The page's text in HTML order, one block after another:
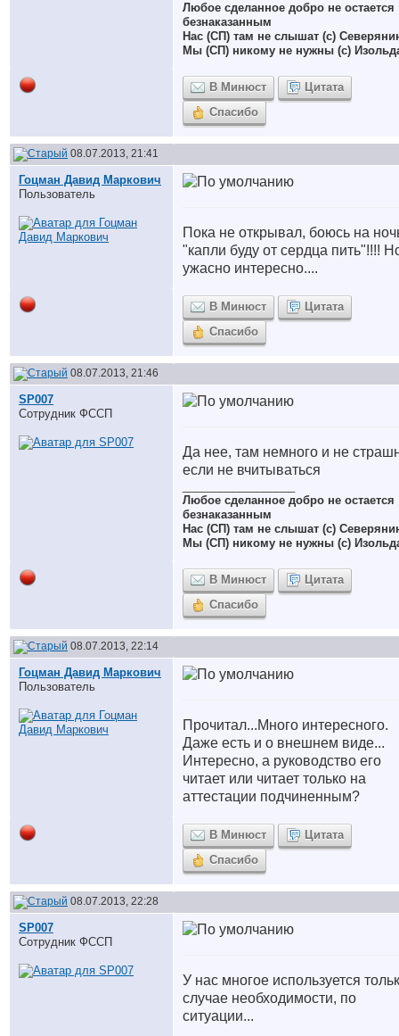
Любое сделанное добро не остается
безнаказанным
Нас (СП) там не слышат (с)
Мы (СП) никому не нужны (с)
В Минюст
Цитата
Спасибо
08.07.2013, 21:41
Гоцман Давид Маркович
Пользователь
Пока не открывал, боюсь на
"капли буду от сердца пить"!!!!
ужасно интересно....
В Минюст
Цитата
Спасибо
08.07.2013, 21:46
SP007
Сотрудник ФССП
Да нее, там немного и не
если не вчитываться
Любое сделанное добро не остается
безнаказанным
Нас (СП) там не слышат (с)
Мы (СП) никому не нужны (с)
В Минюст
Цитата
Спасибо
08.07.2013, 22:14
Гоцман Давид Маркович
Пользователь
Прочитал...Много интересного.
Даже есть и о внешнем виде...
Интересно, а руководство его
читает или читает только на
аттестации подчиненным?
В Минюст
Цитата
Спасибо
08.07.2013, 22:28
SP007
Сотрудник ФССП
У нас многое используется
случае необходимости, по
ситуации...